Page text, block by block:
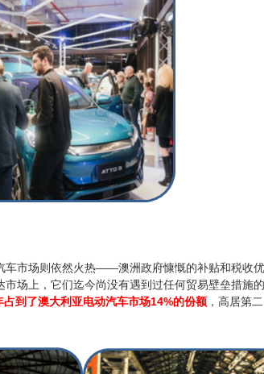
市场则依然火热——澳洲政府慷慨的补贴和税收
场上，它们迄今尚没有遇到过任何贸易壁垒措施
占到了澳大利亚电动汽车市场14%的份额，高居第二